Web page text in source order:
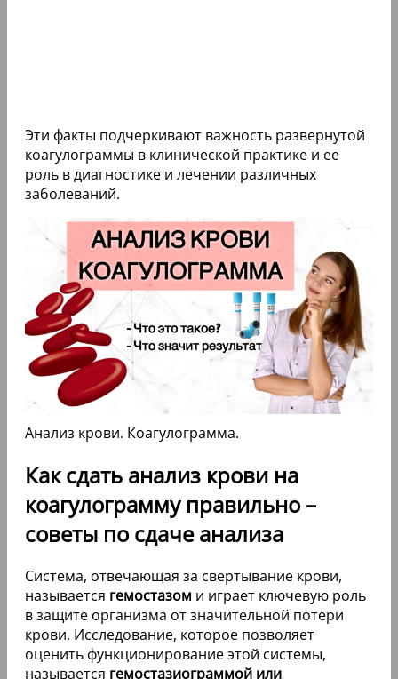
Эти факты подчеркивают важность развернутой
коагулограммы в клинической практике и ее
роль в диагностике и лечении различных
заболеваний.
Анализ крови. Коагулограмма.
Как сдать анализ крови на
коагулограмму правильно –
советы по сдаче анализа
Система, отвечающая за свертывание крови,
называется гемостазом и играет ключевую роль
в защите организма от значительной потери
крови. Исследование, которое позволяет
оценить функционирование этой системы,
называется гемостазиограммой или